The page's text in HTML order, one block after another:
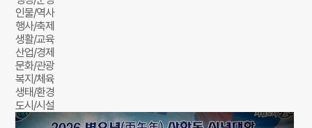
인물/역사
행사/축제
생활/교육
산업/경제
문화/관광
복지/체육
생태/환경
도시/시설